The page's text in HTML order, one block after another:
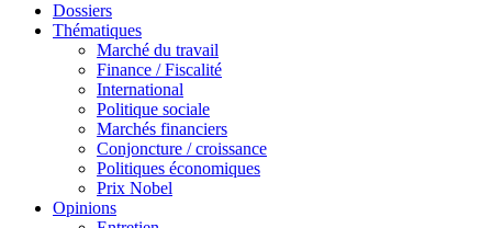
Dossiers
Thématiques
Marché du travail
Finance / Fiscalité
International
Politique sociale
Marchés financiers
Conjoncture / croissance
Politiques économiques
Prix Nobel
Opinions